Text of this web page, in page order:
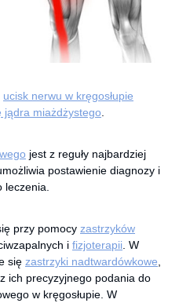
ucisk nerwu w kręgosłupie
jądra miażdżystego
jest z reguły najbardziej
postawienie diagnozy i
przy pomocy zastrzyków
i fizjoterapii . W
się zastrzyki nadtwardówkowe
ich precyzyjnego podania do
w kręgosłupie. W